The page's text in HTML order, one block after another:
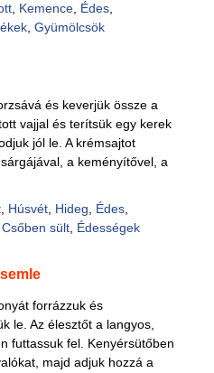
, Kemence, Édes,
, Gyümölcsök
és keverjük össze a
vajjal és terítsük egy kerek
jól le. A krémsajtot
a keményítővel, a
, Húsvét, Hideg Édes,
Csőben sült, Édességek
forrázzuk és
le. Az élesztőt a langyos,
futtassuk fel. Kenyérsütőben
majd adjuk hozzá a